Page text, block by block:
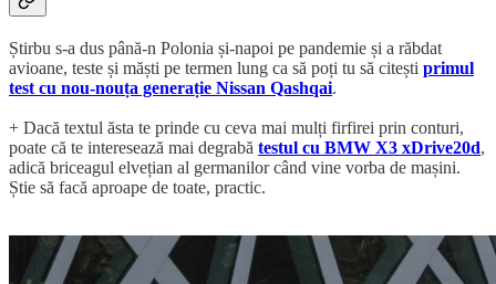
Știrbu s-a dus până-n Polonia și-napoi pe pandemie și a răbdat
avioane, teste și măști pe termen lung ca să poți tu să citești primul
test cu nou-nouța generație Nissan Qashqai.
+ Dacă textul ăsta te prinde cu ceva mai mulți firfirei prin conturi,
poate că te interesează mai degrabă testul cu BMW X3 xDrive20d,
adică briceagul elvețian al germanilor când vine vorba de mașini.
Știe să facă aproape de toate, practic.